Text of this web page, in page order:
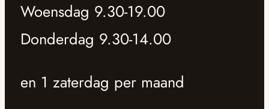
Woensdag 9.30-19.00
Donderdag 9.30-14.00
en 1 zaterdag per maand